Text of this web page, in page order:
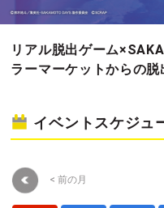
リアル脱出ゲーム
ラーマーケットからの脱
イベントスケジュ
< 前の月